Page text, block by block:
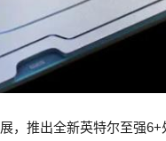
，推出全新英特尔至强6+